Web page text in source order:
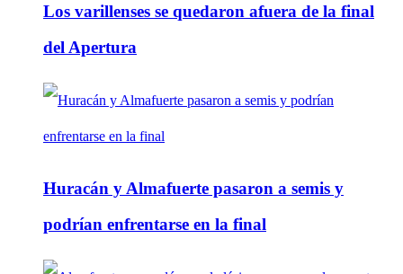
Los varillenses se quedaron afuera de la final
del Apertura
Huracán y Almafuerte pasaron a semis y
podrían enfrentarse en la final